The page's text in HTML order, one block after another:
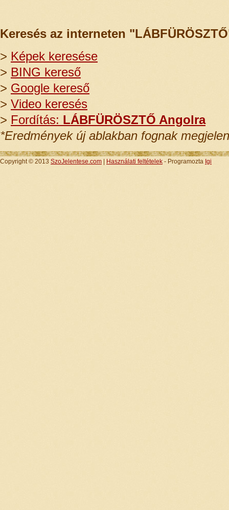
Keresés az interneten
> Képek keresése
> BING kereső
> Google kereső
> Video keresés
> Fordítás: LÁBFÜRÖSZTŐ Angolra
*Eredmények új ablakban fognak
Copyright © 2013 SzoJelentese.com Használati feltételek - Programozta Igi